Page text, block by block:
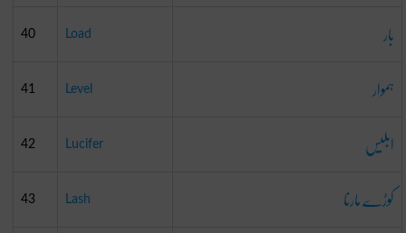
40 Load بار
41 Level ہموار
42 Lucifer ابلیس
43 Lash کوڑے مارنا